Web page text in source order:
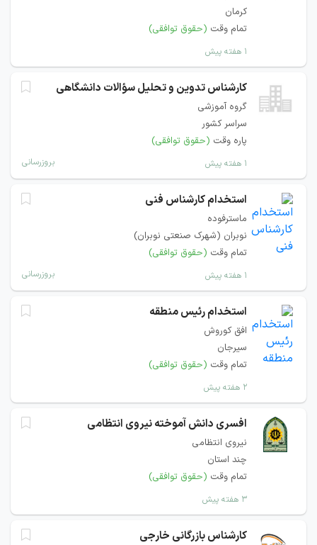
کرمان
تمام وقت (حقوق توافقی)
۱ هفته پیش
کارشناس تدوین و تحلیل سؤالات دانشگاهی
گروه آموزشی
سراسر کشور
پاره وقت (حقوق توافقی)
۱ هفته پیش بروزرسانی
استخدام کارشناس فنی
ماسترفوده
نوبران (شهرک صنعتی نوبران)
تمام وقت (حقوق توافقی)
۱ هفته پیش بروزرسانی
استخدام رئیس منطقه
افق کوروش
سیرجان
تمام وقت (حقوق توافقی)
۲ هفته پیش
افسری دانش آموخته نیروی انتظامی
نیروی انتظامی
چند استان
تمام وقت (حقوق توافقی)
۳ هفته پیش
کارشناس بازرگانی خارجی